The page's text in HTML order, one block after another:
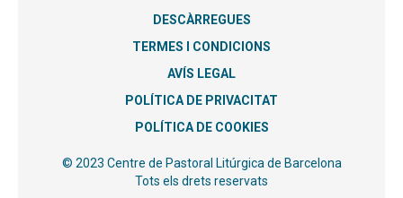
DESCÀRREGUES
TERMES I CONDICIONS
AVÍS LEGAL
POLÍTICA DE PRIVACITAT
POLÍTICA DE COOKIES
© 2023 Centre de Pastoral Litúrgica de Barcelona
Tots els drets reservats